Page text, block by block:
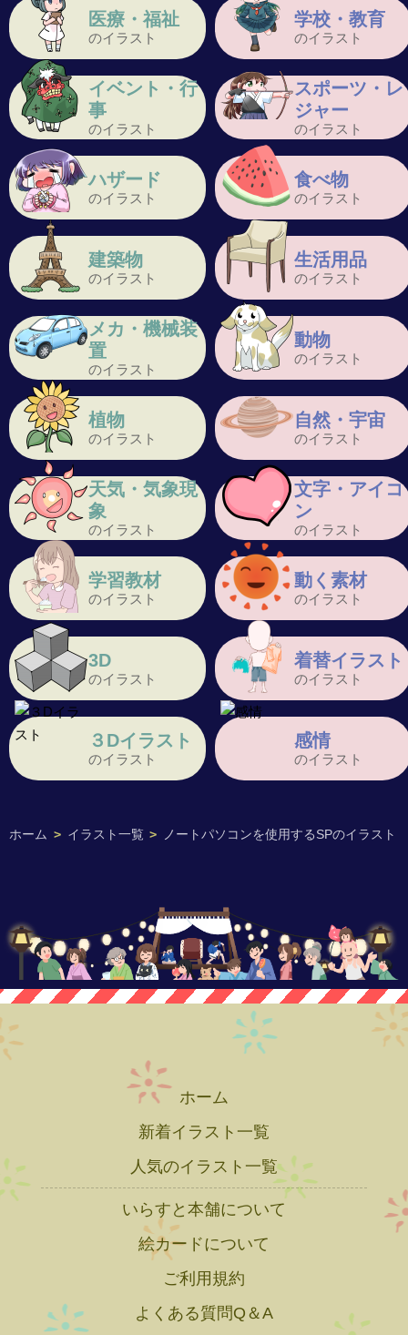
ホーム > イラスト一覧 > ノートパソコンを使用するSPのイラスト
医療・福祉
のイラスト
学校・教育
のイラスト
イベント・行
事
のイラスト
スポーツ・レ
ジャー
のイラスト
ハザード
のイラスト
食べ物
のイラスト
建築物
のイラスト
生活用品
のイラスト
メカ・機械装
置
のイラスト
動物
のイラスト
植物
のイラスト
自然・宇宙
のイラスト
天気・気象現
象
のイラスト
文字・アイコ
ン
のイラスト
学習教材
のイラスト
動く素材
のイラスト
3D
のイラスト
着替イラスト
のイラスト
３Dイラスト
のイラスト
感情
のイラスト
ホーム
新着イラスト一覧
人気のイラスト一覧
いらすと本舗について
絵カードについて
ご利用規約
よくある質問Q＆A